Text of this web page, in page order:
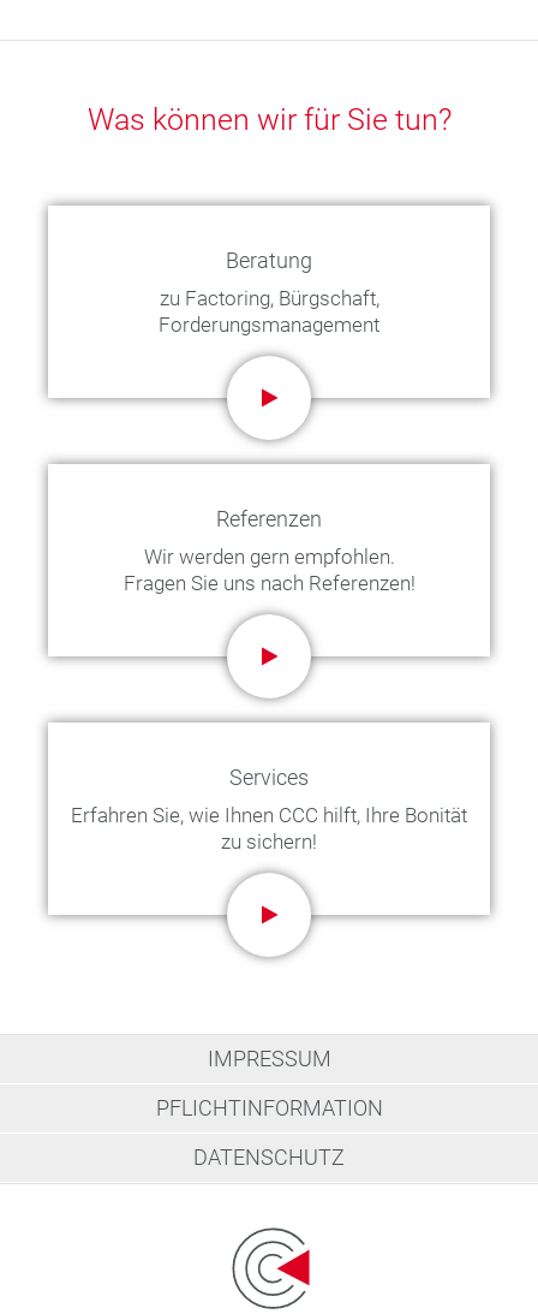
Was können wir für Sie tun?
Beratung
zu Factoring, Bürgschaft,
Forderungsmanagement
Referenzen
Wir werden gern empfohlen.
Fragen Sie uns nach Referenzen!
Services
Erfahren Sie, wie Ihnen CCC hilft, Ihre Bonität
zu sichern!
IMPRESSUM
PFLICHTINFORMATION
DATENSCHUTZ